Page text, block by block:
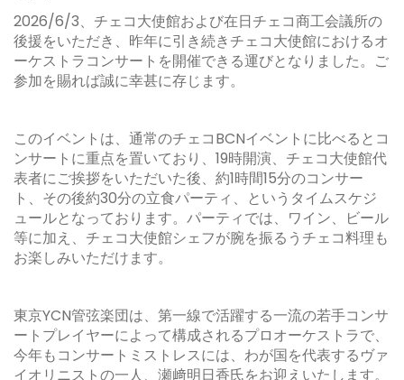
2026/6/3、チェコ大使館および在日チェコ商工会議所の
後援をいただき、昨年に引き続きチェコ大使館におけるオ
ーケストラコンサートを開催できる運びとなりました。ご
参加を賜れば誠に幸甚に存じます。
このイベントは、通常のチェコBCNイベントに比べるとコ
ンサートに重点を置いており、 19時開演、チェコ大使館代
表者にご挨拶をいただいた後、約1時間15分のコンサー
ト、その後約30分の立食パーティ、というタイムスケジ
ュールとなっております。パーティでは、ワイン、ビール
等に加え、チェコ大使館シェフが腕を振るうチェコ料理も
お楽しみいただけます。
東京YCN管弦楽団は、第一線で活躍する一流の若手コンサ
ートプレイヤーによって構成されるプロオーケストラで、
今年もコンサートミストレスには、わが国を代表するヴァ
イオリニストの一人、瀬﨑明日香氏をお迎えいたします。